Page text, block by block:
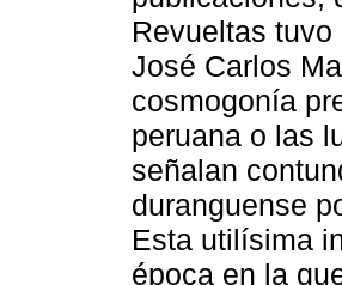
Revueltas tuvo
José Carlos
cosmogonía
peruana o las
señalan
duranguense
Esta utilísima
época en la